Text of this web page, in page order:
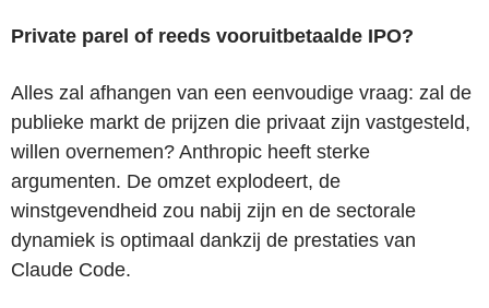
Private parel of reeds vooruitbetaalde IPO?
Alles zal afhangen van een eenvoudige vraag: zal de
publieke markt de prijzen die privaat zijn vastgesteld,
willen overnemen? Anthropic heeft sterke
argumenten. De omzet explodeert, de
winstgevendheid zou nabij zijn en de sectorale
dynamiek is optimaal dankzij de prestaties van
Claude Code.